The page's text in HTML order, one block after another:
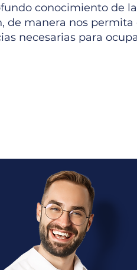
conocimiento de
de manera nos
necesarias para